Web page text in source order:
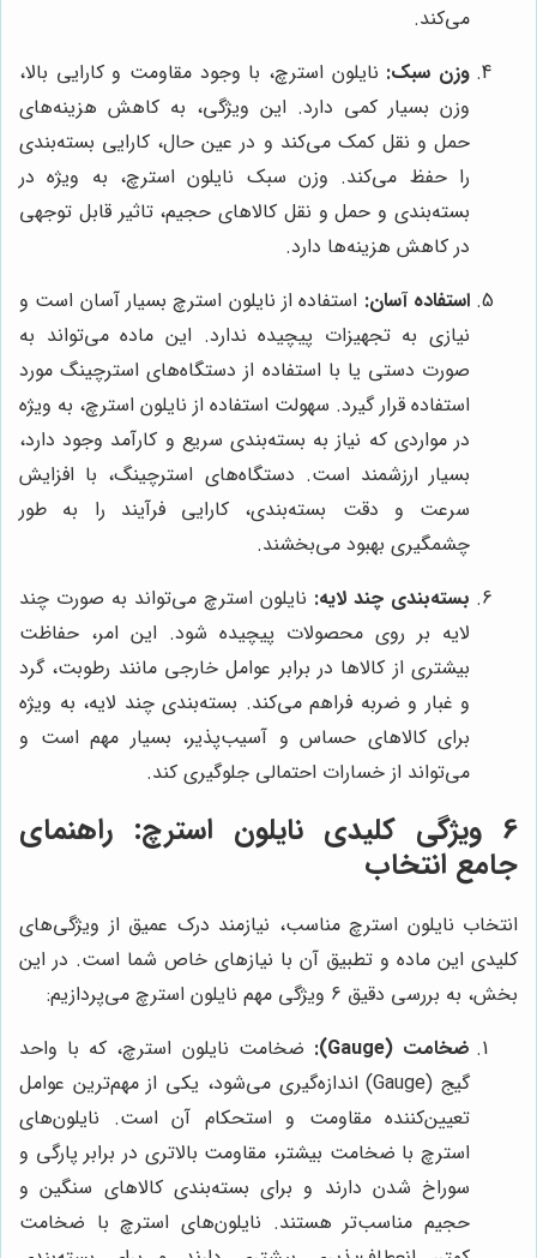
می‌کند.
وزن سبک: نایلون استرچ، با وجود مقاومت و کارایی بالا،
وزن بسیار کمی دارد. این ویژگی، به کاهش هزینه‌های
حمل و نقل کمک می‌کند و در عین حال، کارایی بسته‌بندی
را حفظ می‌کند. وزن سبک نایلون استرچ، به ویژه در
بسته‌بندی و حمل و نقل کالاهای حجیم، تاثیر قابل توجهی
در کاهش هزینه‌ها دارد.
استفاده آسان: استفاده از نایلون استرچ بسیار آسان است و
نیازی به تجهیزات پیچیده ندارد. این ماده می‌تواند به
صورت دستی یا با استفاده از دستگاه‌های استرچینگ مورد
استفاده قرار گیرد. سهولت استفاده از نایلون استرچ، به ویژه
در مواردی که نیاز به بسته‌بندی سریع و کارآمد وجود دارد،
بسیار ارزشمند است. دستگاه‌های استرچینگ، با افزایش
سرعت و دقت بسته‌بندی، کارایی فرآیند را به طور
چشمگیری بهبود می‌بخشند.
بسته‌بندی چند لایه: نایلون استرچ می‌تواند به صورت چند
لایه بر روی محصولات پیچیده شود. این امر، حفاظت
بیشتری از کالاها در برابر عوامل خارجی مانند رطوبت، گرد
و غبار و ضربه فراهم می‌کند. بسته‌بندی چند لایه، به ویژه
برای کالاهای حساس و آسیب‌پذیر، بسیار مهم است و
می‌تواند از خسارات احتمالی جلوگیری کند.
6 ویژگی کلیدی نایلون استرچ: راهنمای
جامع انتخاب
انتخاب نایلون استرچ مناسب، نیازمند درک عمیق از ویژگی‌های
کلیدی این ماده و تطبیق آن با نیازهای خاص شما است. در این
بخش، به بررسی دقیق 6 ویژگی مهم نایلون استرچ می‌پردازیم:
ضخامت (Gauge):
ضخامت نایلون استرچ، که با واحد
گیج (Gauge) اندازه‌گیری می‌شود، یکی از مهم‌ترین عوامل
تعیین‌کننده مقاومت و استحکام آن است. نایلون‌های
استرچ با ضخامت بیشتر، مقاومت بالاتری در برابر پارگی و
سوراخ شدن دارند و برای بسته‌بندی کالاهای سنگین و
حجیم مناسب‌تر هستند. نایلون‌های استرچ با ضخامت